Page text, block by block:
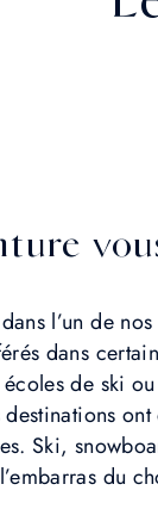
l’un de
dans
de ski
Ski,
du